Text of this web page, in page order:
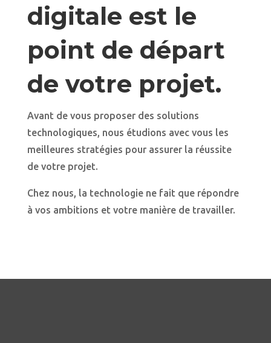
digitale est le
point de départ
de votre projet.
Avant de vous proposer des solutions
technologiques, nous étudions avec vous les
meilleures stratégies pour assurer la réussite
de votre projet.
Chez nous, la technologie ne fait que répondre
à vos ambitions et votre manière de travailler.